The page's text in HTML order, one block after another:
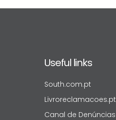
Useful links
South.com.pt
Livroreclamacoes.pt
Canal de Denúncias